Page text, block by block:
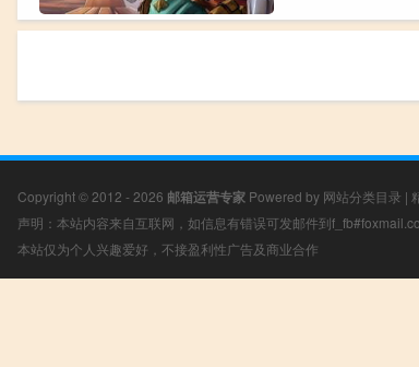
Copyright © 2012 - 2026 邮箱运营专家 Powered by 网站分类目录 |
声明：本站内容来自互联网，如信息有错误可发邮件到
本站仅为个人兴趣爱好，不接盈利性广告及商业合作